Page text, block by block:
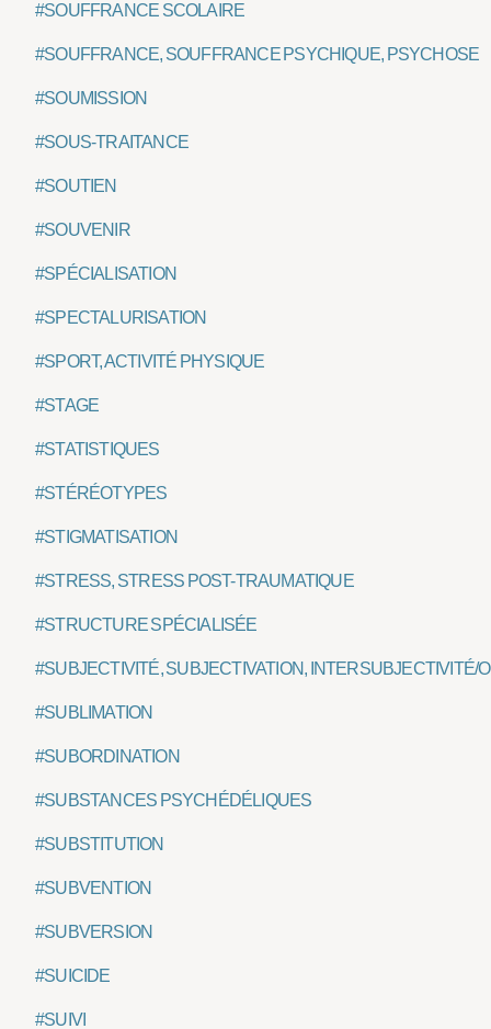
#SOUFFRANCE SCOLAIRE
#SOUFFRANCE, SOUFFRANCE PSYCHIQUE, PSYCHOSE
#SOUMISSION
#SOUS-TRAITANCE
#SOUTIEN
#SOUVENIR
#SPÉCIALISATION
#SPECTALURISATION
#SPORT, ACTIVITÉ PHYSIQUE
#STAGE
#STATISTIQUES
#STÉRÉOTYPES
#STIGMATISATION
#STRESS, STRESS POST-TRAUMATIQUE
#STRUCTURE SPÉCIALISÉE
#SUBJECTIVITÉ, SUBJECTIVATION, INTERSUBJECTIVITÉ/
#SUBLIMATION
#SUBORDINATION
#SUBSTANCES PSYCHÉDÉLIQUES
#SUBSTITUTION
#SUBVENTION
#SUBVERSION
#SUICIDE
#SUIVI